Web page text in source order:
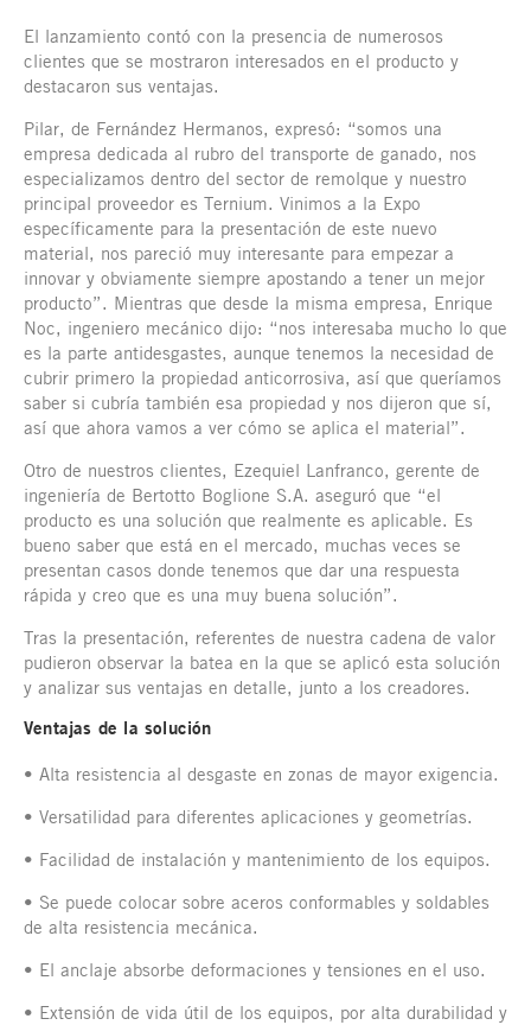
El lanzamiento contó con la presencia de numerosos
clientes que se mostraron interesados en el producto y
destacaron sus ventajas.
Pilar, de Fernández Hermanos, expresó: “somos una
empresa dedicada al rubro del transporte de ganado, nos
especializamos dentro del sector de remolque y nuestro
principal proveedor es Ternium. Vinimos a la Expo
específicamente para la presentación de este nuevo
material, nos pareció muy interesante para empezar a
innovar y obviamente siempre apostando a tener un mejor
producto”. Mientras que desde la misma empresa, Enrique
Noc, ingeniero mecánico dijo: “nos interesaba mucho lo que
es la parte antidesgastes, aunque tenemos la necesidad de
cubrir primero la propiedad anticorrosiva, así que queríamos
saber si cubría también esa propiedad y nos dijeron que sí,
así que ahora vamos a ver cómo se aplica el material”.
Otro de nuestros clientes, Ezequiel Lanfranco, gerente de
ingeniería de Bertotto Boglione S.A. aseguró que “el
producto es una solución que realmente es aplicable. Es
bueno saber que está en el mercado, muchas veces se
presentan casos donde tenemos que dar una respuesta
rápida y creo que es una muy buena solución”.
Tras la presentación, referentes de nuestra cadena de valor
pudieron observar la batea en la que se aplicó esta solución
y analizar sus ventajas en detalle, junto a los creadores.
Ventajas de la solución
• Alta resistencia al desgaste en zonas de mayor exigencia.
• Versatilidad para diferentes aplicaciones y geometrías.
• Facilidad de instalación y mantenimiento de los equipos.
• Se puede colocar sobre aceros conformables y soldables
de alta resistencia mecánica.
• El anclaje absorbe deformaciones y tensiones en el uso.
• Extensión de vida útil de los equipos, por alta durabilidad y